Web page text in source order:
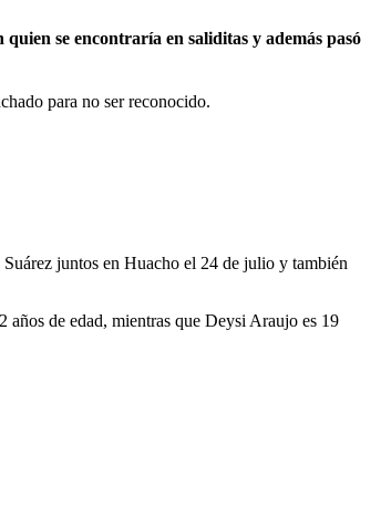
se encontraría en saliditas y además pasó
para no ser reconocido.
juntos en Huacho el 24 de julio y también
años de edad, mientras que Deysi Araujo es 19